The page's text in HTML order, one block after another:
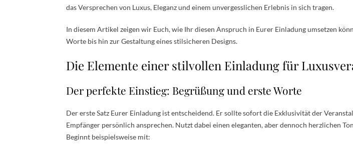
das Versprechen von Luxus, Eleganz und einem unvergesslichen Erlebnis in sich tragen.
In diesem Artikel zeigen wir Euch, wie Ihr diesen Anspruch in Eurer Einladung umsetzen
Worte bis hin zur Gestaltung eines stilsicheren Designs.
Die Elemente einer stilvollen Einladung für
Der perfekte Einstieg: Begrüßung und erste Worte
Der erste Satz Eurer Einladung ist entscheidend. Er sollte sofort die Exklusivität der
Empfänger persönlich ansprechen. Nutzt dabei einen eleganten, aber dennoch herzlichen
Beginnt beispielsweise mit: